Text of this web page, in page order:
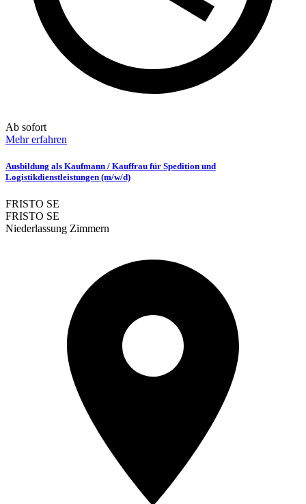
Ab sofort
Mehr erfahren
Ausbildung als Kaufmann / Kauffrau für Spedition und
Logistikdienstleistungen (m/w/d)
FRISTO SE
FRISTO SE
Niederlassung Zimmern